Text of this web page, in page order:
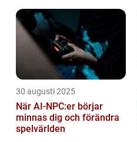
30 augusti 2025
När AI-NPC:er börjar
minnas dig och förändra
spelvärlden